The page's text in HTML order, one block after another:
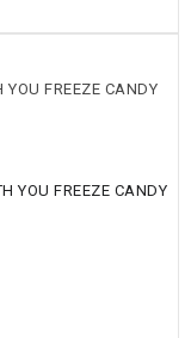
FREEZE CANDY